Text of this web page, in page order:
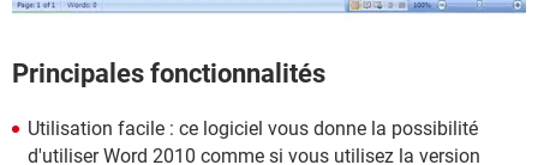
Principales fonctionnalités
Utilisation facile : ce logiciel vous donne la possibilité
d'utiliser Word 2010 comme si vous utilisez la version